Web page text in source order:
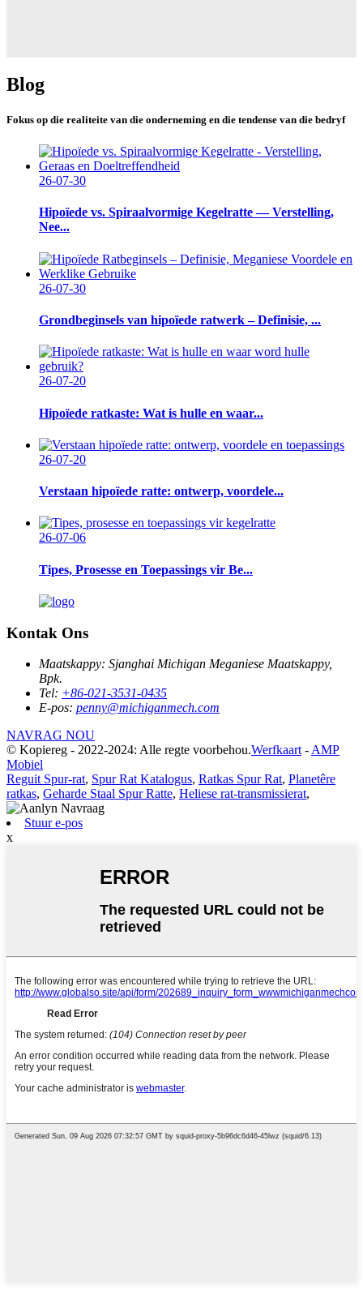
Blog
Fokus op die realiteite van die onderneming en die tendense van die bedryf
26-07-30
Hipoïede vs. Spiraalvormige Kegelratte — Verstelling,
Nee...
26-07-30
Grondbeginsels van hipoïede ratwerk – Definisie, ...
26-07-20
Hipoïede ratkaste: Wat is hulle en waar...
26-07-20
Verstaan ​​hipoïede ratte: ontwerp, voordele...
26-07-06
Tipes, Prosesse en Toepassings vir Be...
Kontak Ons
Maatskappy: Sjanghai Michigan Meganiese Maatskappy,
Bpk.
Tel: +86-021-3531-0435
E-pos: penny@michiganmech.com
NAVRAG NOU
© Kopiereg - 2022-2024: Alle regte voorbehou.Werfkaart - AMP
Mobiel
Reguit Spur-rat, Spur Rat Katalogus, Ratkas Spur Rat, Planetêre
ratkas, Geharde Staal Spur Ratte, Heliese rat-transmissierat,
Stuur e-pos
x